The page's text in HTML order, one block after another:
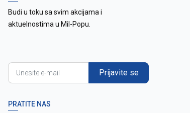
Budi u toku sa svim akcijama i
aktuelnostima u Mil-Popu.
Prijavite se
PRATITE NAS